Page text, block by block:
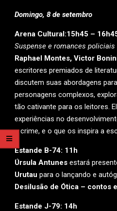
Domingo, 8 de setembro
Arena Cultural:15h45 –
Suspense e romances policiais
Raphael Montes, Victor
escritores premiados de
discutem suas abordagens
personagens complexos,
tão cativante para os leitores.
experiências no
e crime, e o que os inspira a
Estande B-74: 11h
Úrsula Antunes estará
Urutau para o lançando e
Desilusão de Ótica – contos
Estande J-79: 14h